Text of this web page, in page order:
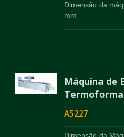
Dimensão da
mm
Máquina de
A5227